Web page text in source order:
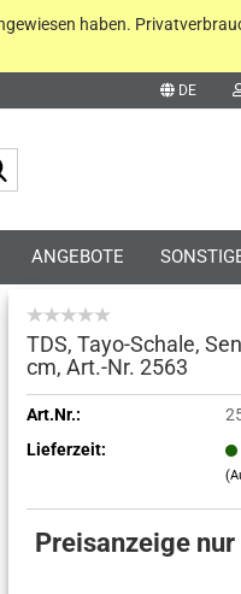
DE
Konto erstellen
Passwort vergessen?
haben.
ANGEBOTE
TDS, Tayo-Schale,
cm, Art.-Nr. 2563
Art.Nr.:
Lieferzeit:
Preisanzeige